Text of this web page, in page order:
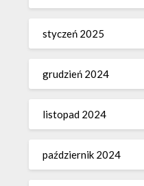
styczeń 2025
grudzień 2024
listopad 2024
październik 2024